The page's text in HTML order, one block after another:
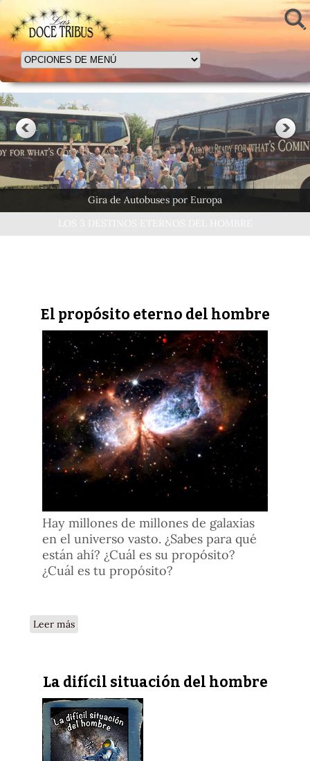
LOS 3 DESTINOS ETERNOS DEL HOMBRE
El propósito eterno del hombre
Hay millones de millones de galaxias
en el universo vasto. ¿Sabes para qué
están ahí? ¿Cuál es su propósito?
¿Cuál es tu propósito?
Leer mássobre El propósito eterno del hombre
La difícil situación del hombre